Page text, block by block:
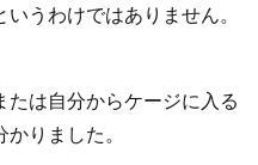
うわけではありません。
は自分からケージに入る
りました。